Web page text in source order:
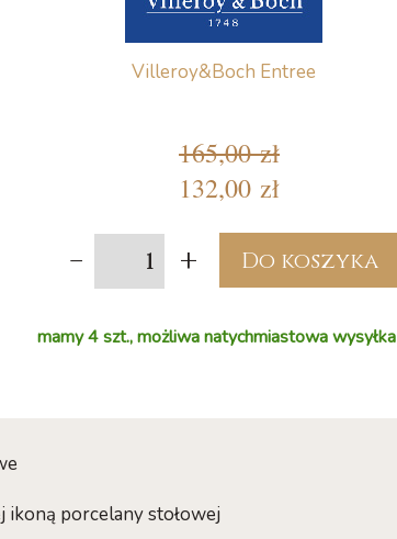
Villeroy&Boch Entree
165,00 zł
132,00 zł
- + Do koszyka
mamy 4 szt., możliwa natychmiastowa wysyłka
porcelany stołowej